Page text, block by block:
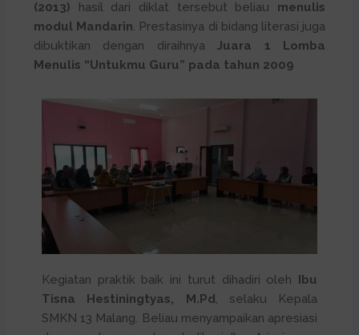
(2013) hasil dari diklat tersebut beliau menulis
modul Mandarin. Prestasinya di bidang literasi juga
dibuktikan dengan diraihnyaJuara 1 Lomba
Menulis “Untukmu Guru” pada tahun 2009
Kegiatan praktik baik ini turut dihadiri oleh Ibu
Tisna Hestiningtyas, M.Pd, selaku Kepala
SMKN 13 Malang. Beliau menyampaikan apresiasi